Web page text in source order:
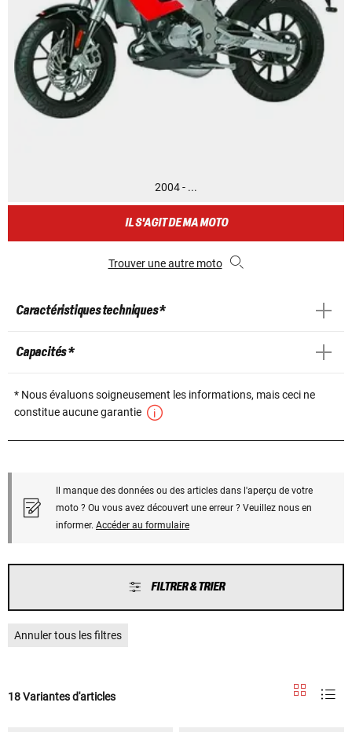
2004 - ...
IL S'AGIT DE MA MOTO
Trouver une autre moto
Caractéristiques techniques *
Capacités *
* Nous évaluons soigneusement les informations, mais ceci ne
constitue aucune garantie
Il manque des données ou des articles dans l'aperçu de votre
moto ? Ou vous avez découvert une erreur ? Veuillez nous en
informer. Accéder au formulaire
FILTRER & TRIER
Annuler tous les filtres
18 Variantes d'articles